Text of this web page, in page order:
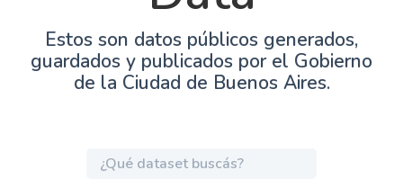
Estos son datos públicos generados,
guardados y publicados por el Gobierno
de la Ciudad de Buenos Aires.